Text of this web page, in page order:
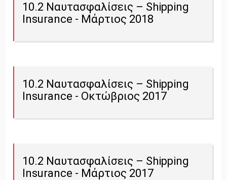
10.2 Ναυτασφαλίσεις – Shipping
Insurance - Μάρτιος 2018
10.2 Ναυτασφαλίσεις – Shipping
Insurance - Οκτώβριος 2017
10.2 Ναυτασφαλίσεις – Shipping
Insurance - Μάρτιος 2017